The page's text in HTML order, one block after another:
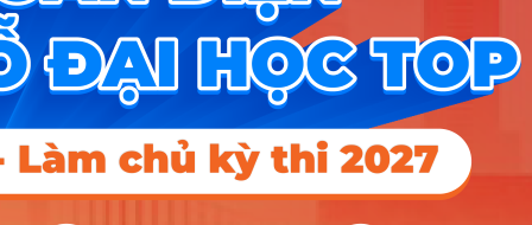
7 Hệ thống thông tin D01 19.1 18
học tập
các môn
học ở
bậc
THPT
C01; C02; C03; C04;
B03; D01; X02; X01
19.7 19
Kết quả
học tập
TB 3 học
kỳ theo